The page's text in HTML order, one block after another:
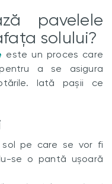
pavelele
solului?
este un proces care
a se asigura
Iată pașii ce
pe care se vor fi
se o pantă ușoară